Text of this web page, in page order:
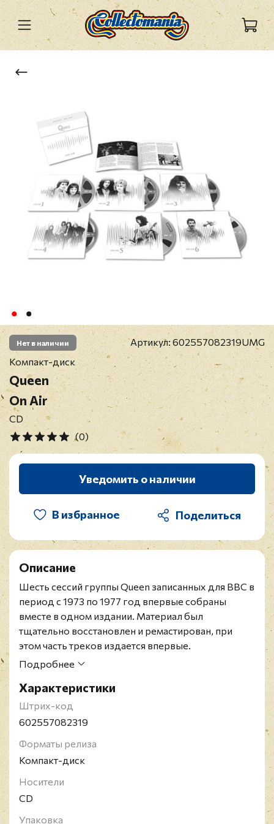
Нет в наличии Артикул: 602557082319UMG
Компакт-диск
Queen
On Air
CD
(0)
Уведомить о наличии
В избранное
Описание
Шесть сессий группы Queen записанных для BBC в
период с 1973 по 1977 год впервые собраны
вместе в одном издании. Материал был
тщательно восстановлен и ремастирован, при
этом часть треков издается впервые.
Расширенное издание на шести компакт-дисках с
записи и более трех часов интервью.
Легендарная рок-группа из Великобритании
"Queen" была основана в 1970 году Роджером
присоединились вокалист Фредди Меркьюри и
бас-гитарист Джон Дикон. Успех пришел к Queen
в 1975 году с выходом альбома "A Night at The
Opera", который был уже четвертым в
Подробнее
Характеристики
Штрих-код
602557082319
Форматы релиза
Компакт-диск
Носители
CD
Упаковка